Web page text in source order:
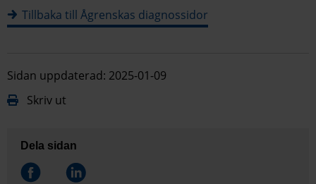
Tillbaka till Ågrenskas diagnossidor
Sidan uppdaterad: 2025-01-09
Skriv ut
Dela sidan
Dela på